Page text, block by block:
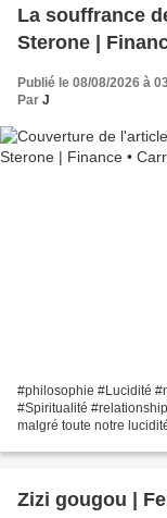
La souffrance
Sterone |
Publié le 08/08/2026 à
Par J
#philosophie #Lucidité
#Spiritualité
malgré toute notre
Zizi gougou |